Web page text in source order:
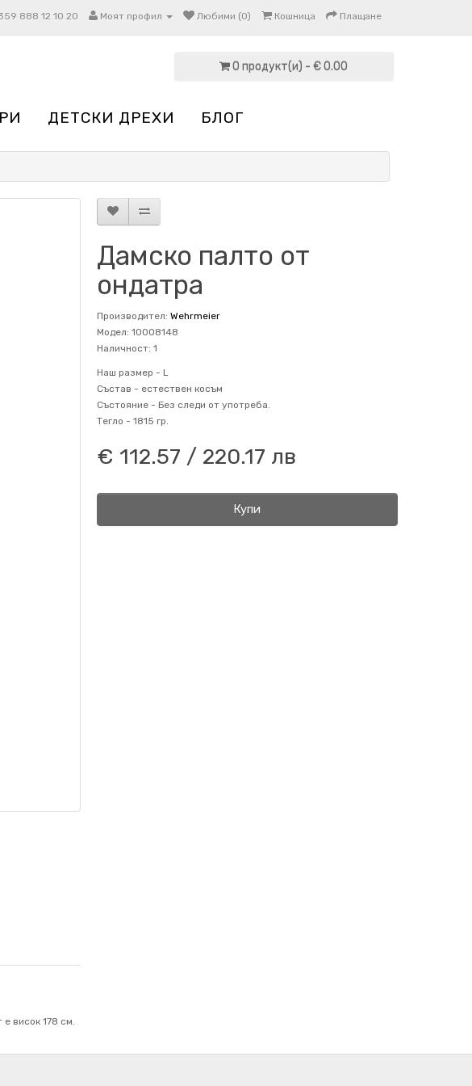
888 12 10 20 Моят профил Любими (0) Кошница Плащане
0 продукт(и) - € 0.00
ДЕТСКИ ДРЕХИ БЛОГ
висок 178 см.
Дамско палто от
ондатра
Производител: Wehrmeier
Модел: 10008148
Наличност: 1
Наш размер - L
Състав - естествен косъм
Състояние - Без следи от употреба.
Тегло - 1815 гр.
€ 112.57 / 220.17 лв
Купи